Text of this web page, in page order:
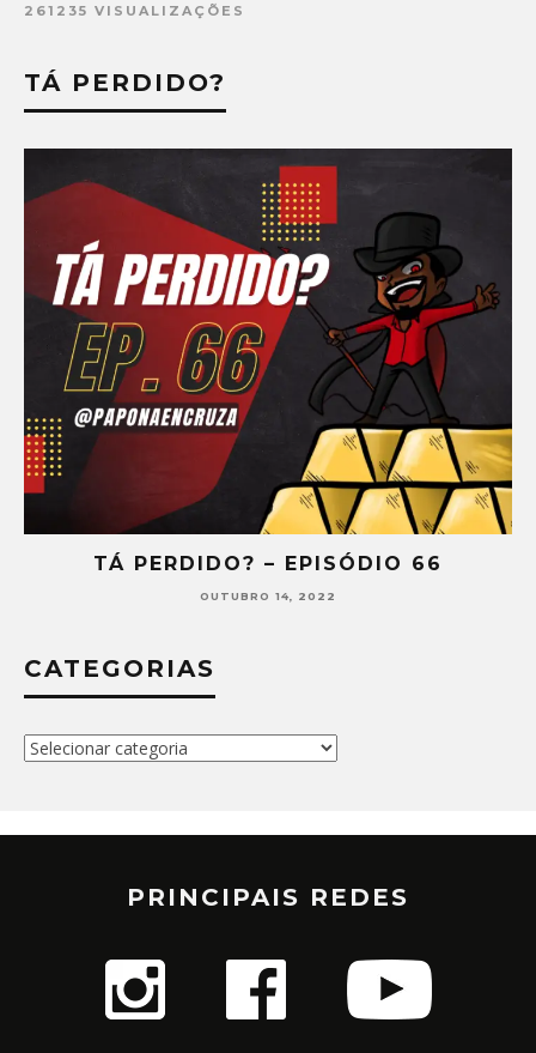
261235 VISUALIZAÇÕES
TÁ PERDIDO?
TÁ PERDIDO? – EPISÓDIO 66
OUTUBRO 14, 2022
CATEGORIAS
Categorias
PRINCIPAIS REDES